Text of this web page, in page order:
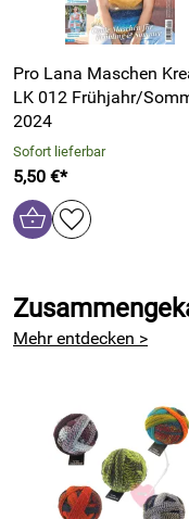
Pro Lana Maschen
LK 012 Frühjahr/
2024
Sofort lieferbar
5,50 €*
Mehr entdecken >